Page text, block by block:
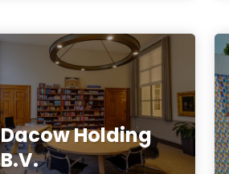
Dacow Holding
B.V.